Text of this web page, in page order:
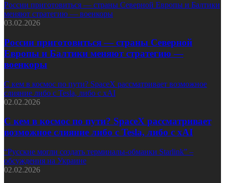
России приготовиться — страны Северной Европы и Балтики
меняют стратегию — военкоры
03.02.2026
России приготовиться — страны Северной
Европы и Балтики меняют стратегию —
военкоры
С кем в космос по пути? SpaceX рассматривает возможное
слияние либо с Tesla, либо с xAI
02.02.2026
С кем в космос по пути? SpaceX рассматривает
возможное слияние либо с Tesla, либо с xAI
“Русские могли создать терминалы-обманки Starlink” –
обсуждения на Украине
02.02.2026